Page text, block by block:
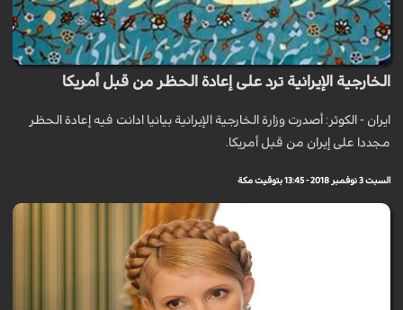
الخارجية الإيرانية ترد على إعادة الحظر من قبل أمريكا
ايران - الكوثر: أصدرت وزارة الخارجية الإيرانية بيانيا ادانت فيه إعادة الحظر
مجددا على إيران من قبل أمريكا.
السبت 3 نوفمبر 2018 - 13:45 بتوقيت مكة